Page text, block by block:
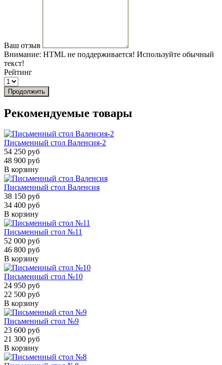
Ваш отзыв
Внимание: HTML не поддерживается! Используйте обычный
текст!
Рейтинг
Продолжить
Рекомендуемые товары
Письменный стол Валенсия-2
54 250 руб
48 900 руб
В корзину
Письменный стол Валенсия
38 150 руб
34 400 руб
В корзину
Письменный стол №11
52 000 руб
46 800 руб
В корзину
Письменный стол №10
24 950 руб
22 500 руб
В корзину
Письменный стол №9
23 600 руб
21 300 руб
В корзину